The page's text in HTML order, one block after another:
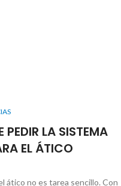
PEDIR LA SISTEMA
EL ÁTICO
ático no es tarea sencillo. Con